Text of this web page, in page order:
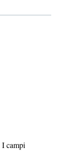
I campi